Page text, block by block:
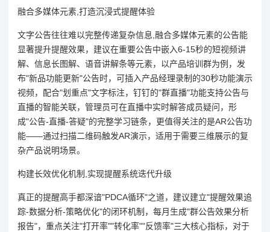
融合多媒体元素,打造沉浸式提醒体验
文字公告往往难以完整传递复杂信息,融合多媒体元素的公告能
显著提升提醒效果，建议在重要公告中嵌入6-15秒的短视频讲
解、信息长图解、语音讲解条等元素，以产品培训群为例，发
布"新品功能更新"公告时，可插入产品经理录制的30秒功能演示
视频，配合"划重点"文字标注，钉钉的"群直播"功能支持公告与
直播的智能关联，管理员可在直播中实时解答成员疑问，形
成"公告-直播-答疑"的完整学习链条，更值得关注的是AR公告功
能——通过扫描二维码触发AR演示，适用于需要三维展示的复
杂产品说明场景。
构建长效优化机制,实现提醒系统迭代升级
真正的提醒高手都深谙"PDCA循环"之道，建议建立"提醒效果追
踪-数据分析-策略优化"的闭环机制，每月生成"群公告效果分析
报告"，重点关注"打开率""转化率""反馈率"三大核心指标，对于